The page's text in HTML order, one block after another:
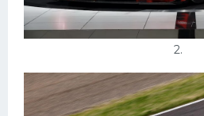
2.